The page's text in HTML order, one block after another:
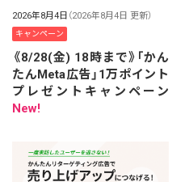
2026年8月4日 （2026年8月4日 更新）
キャンペーン
《8/28(金) 18時まで》「かん
たんMeta広告」1万ポイント
プレゼントキャンペーン
New!